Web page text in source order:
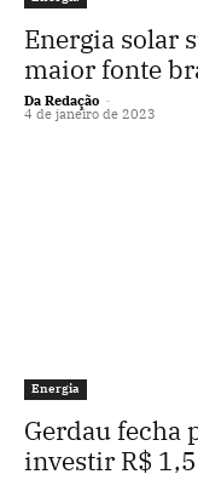
Energia solar
maior fonte
Da Redação -
4 de janeiro de 2023
Energia
Gerdau fecha
investir R$